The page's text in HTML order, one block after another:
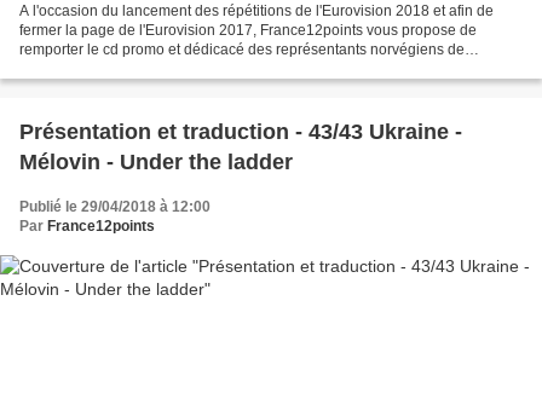
A l'occasion du lancement des répétitions de l'Eurovision 2018 et afin de
fermer la page de l'Eurovision 2017, France12points vous propose de
remporter le cd promo et dédicacé des représentants norvégiens de
Présentation et traduction - 43/43 Ukraine -
Mélovin - Under the ladder
Publié le 29/04/2018 à 12:00
Par France12points